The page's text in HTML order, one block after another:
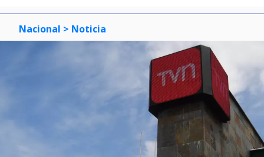
Nacional > Noticia